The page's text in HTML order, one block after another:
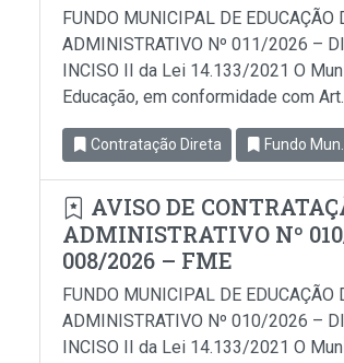
FUNDO MUNICIPAL DE
ADMINISTRATIVO Nº 011/2026 –
INCISO II da Lei 14.133/2021 O
Educação, em conformidade com
Contratação Direta Fundo
AVISO DE
ADMINISTRATIVO Nº
008/2026 – FME
FUNDO MUNICIPAL DE
ADMINISTRATIVO Nº 010/2026 –
INCISO II da Lei 14.133/2021 O